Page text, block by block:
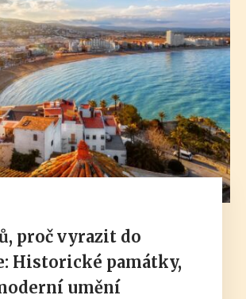
proč vyrazit do
Historické památky,
umění